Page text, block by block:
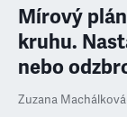
Mírový
kruhu.
nebo
Zuzana Machálková